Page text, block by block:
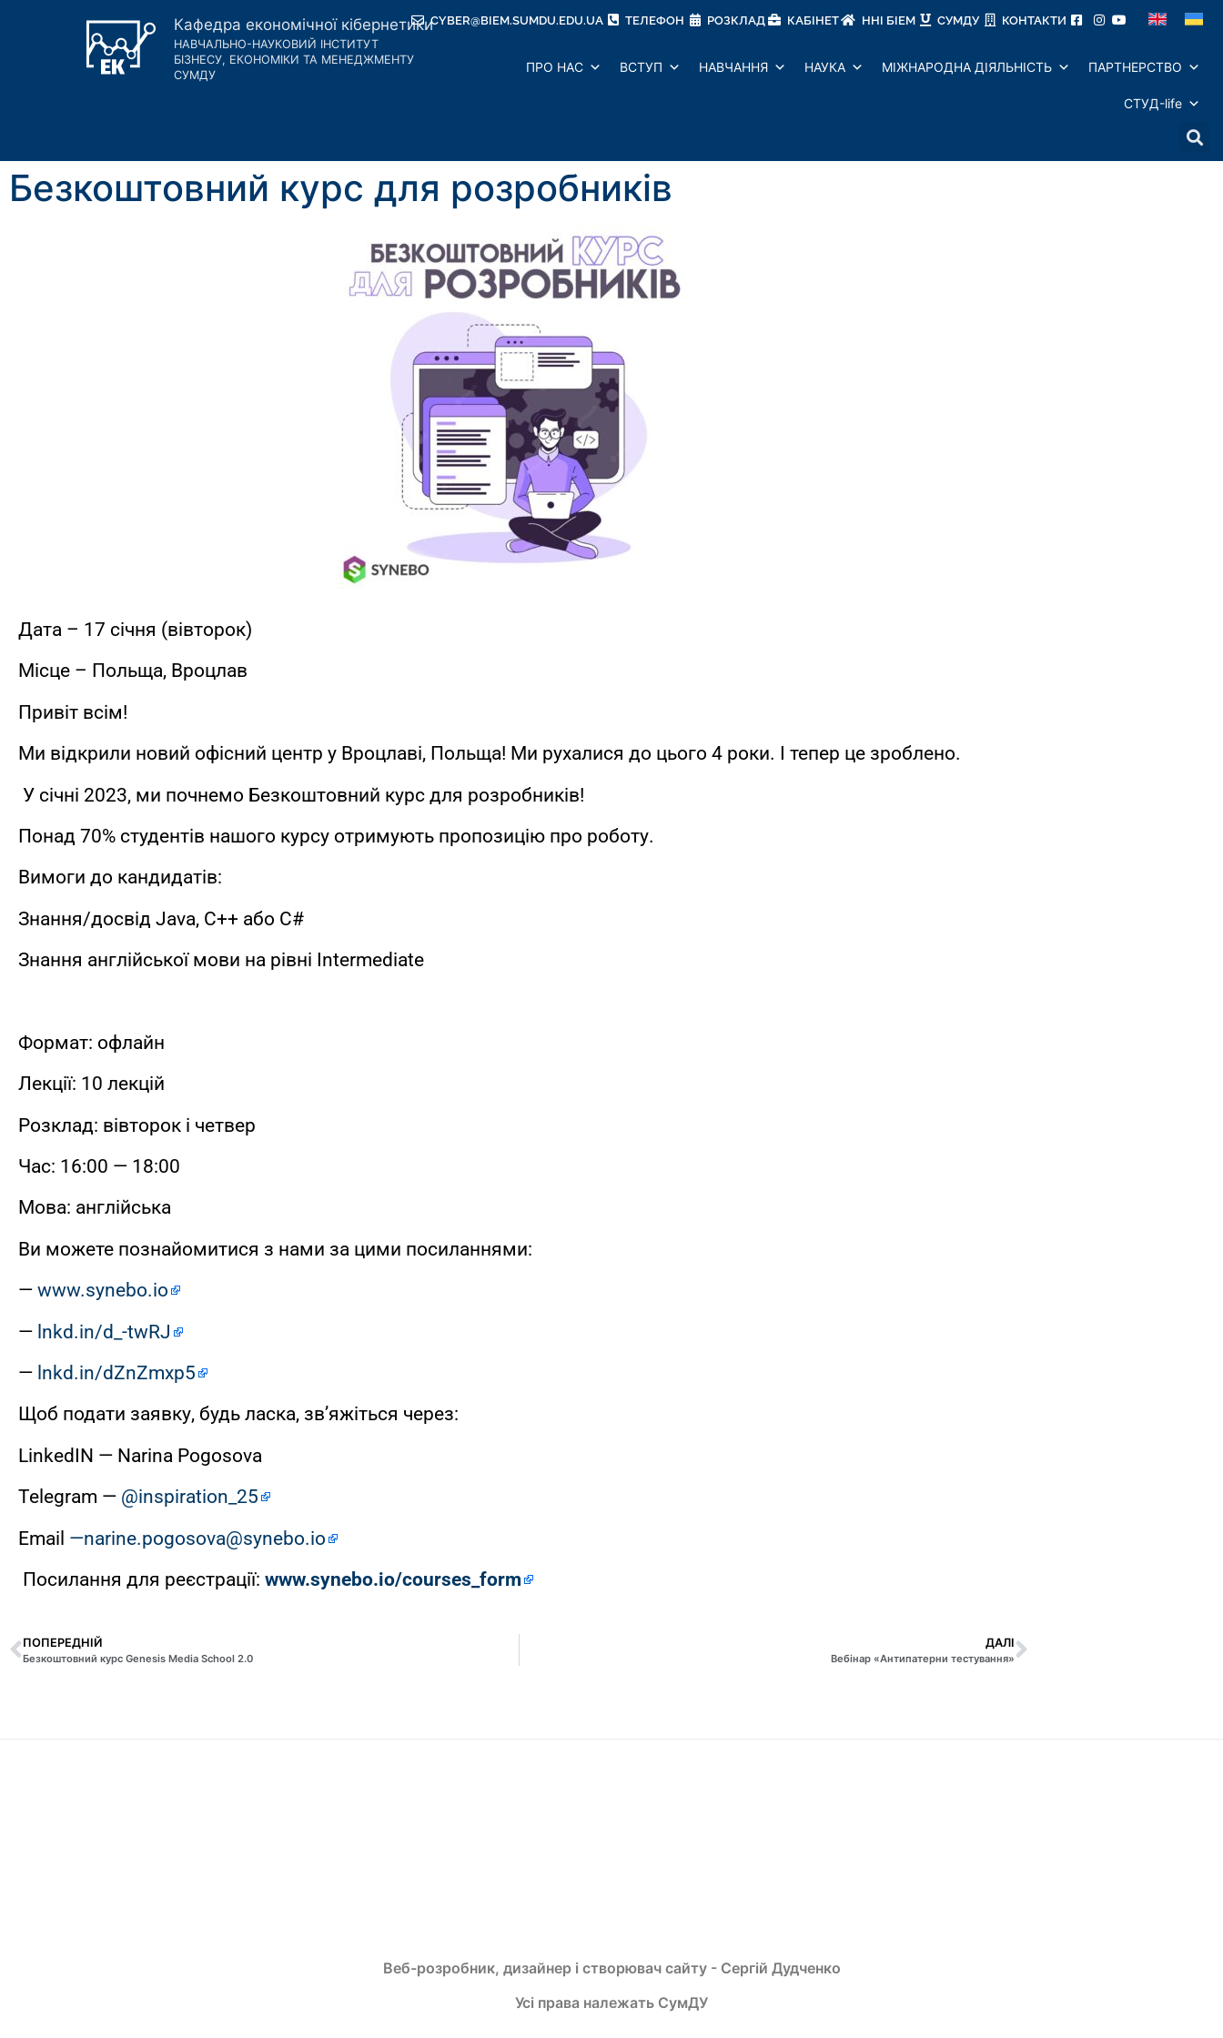
CYBER@BIEM.SUMDU.EDU.UA ТЕЛЕФОН РОЗКЛАД КАБІНЕТ ННІ БІЕМ СУМДУ КОНТАКТИ
Кафедра економічної кібернетики
НАВЧАЛЬНО-НАУКОВИЙ ІНСТИТУТ
БІЗНЕСУ, ЕКОНОМІКИ ТА МЕНЕДЖМЕНТУ
СУМДУ
ПРО НАС ВСТУП НАВЧАННЯ НАУКА МІЖНАРОДНА ДІЯЛЬНІСТЬ ПАРТНЕРСТВО
СТУД-life
Безкоштовний курс для розробників
Дата – 17 січня (вівторок)
Місце – Польща, Вроцлав
Привіт всім!
Ми відкрили новий офісний центр у Вроцлаві, Польща! Ми рухалися до цього 4 роки. І тепер це зроблено.
У січні 2023, ми почнемо Безкоштовний курс для розробників!
Понад 70% студентів нашого курсу отримують пропозицію про роботу.
Вимоги до кандидатів:
Знання/досвід Java, C++ або C#
Знання англійської мови на рівні Intermediate
Формат: офлайн
Лекції: 10 лекцій
Розклад: вівторок і четвер
Час: 16:00 — 18:00
Мова: англійська
Ви можете познайомитися з нами за цими посиланнями:
— www.synebo.io
— lnkd.in/d_-twRJ
— lnkd.in/dZnZmxp5
Щоб подати заявку, будь ласка, зв’яжіться через:
LinkedIN — Narina Pogosova
Telegram — @inspiration_25
Email —narine.pogosova@synebo.io
Посилання для реєстрації: www.synebo.io/courses_form
ПОПЕРЕДНІЙ
Безкоштовний курс Genesis Media School 2.0
ДАЛІ
Вебінар «Антипатерни тестування»
Веб-розробник, дизайнер і створювач сайту - Сергій Дудченко
Усі права належать СумДУ